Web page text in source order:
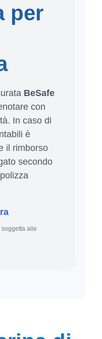
per
BeSafe
con
In caso di
è
il rimborso
secondo
alle